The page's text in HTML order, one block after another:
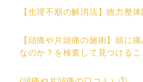
【生理不順の解消法】徳力整
【頭痛や片頭痛の施術】頭に
なのか？を検査して見つける